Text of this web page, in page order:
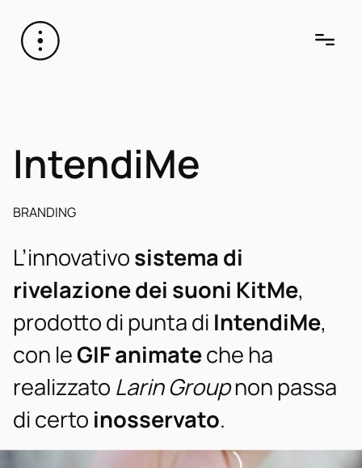
IntendiMe
BRANDING
L’innovativosistema di
rivelazione dei suoni KitMe,
prodotto di punta di IntendiMe,
con leGIF animateche ha
realizzato Larin Groupnon passa
di certo inosservato.